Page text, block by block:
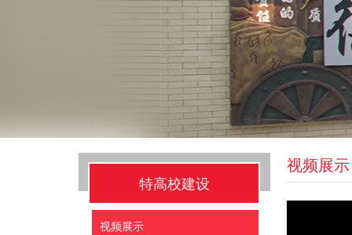
视频展示
特高校建设
视频展示